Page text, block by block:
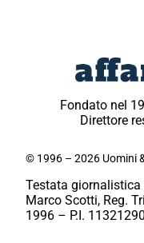
Fondato nel
Direttore
© 1996 – 2026 Uomini
Testata giornalistica
Marco Scotti, Reg.
1996 – P.I.